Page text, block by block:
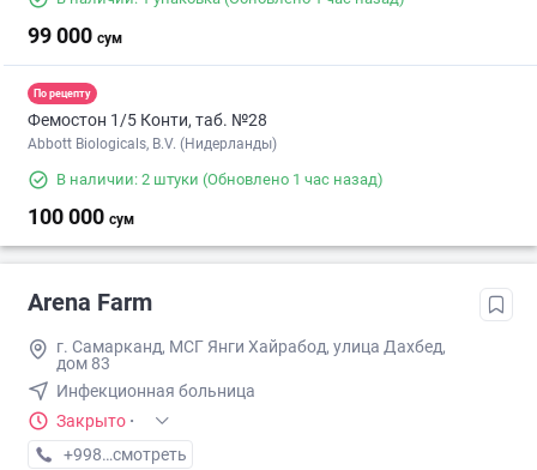
99 000 сум
По рецепту
Фемостон 1/5 Конти, таб. №28
Abbott Biologicals, B.V. (Нидерланды)
В наличии: 2 штуки (Обновлено 1 час назад)
100 000 сум
Arena Farm
г. Самарканд, МСГ Янги Хайрабод, улица Дахбед,
дом 83
Инфекционная больница
Закрыто ·
+998 (95) XXX-XX-XX
смотреть